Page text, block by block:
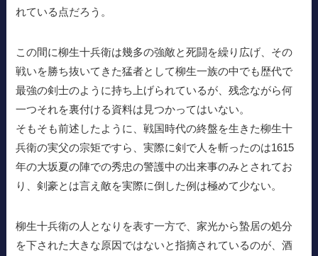
れている点だろう。
この間に柳生十兵衛は幾多の強敵と死闘を繰り広げ、その
戦いを勝ち抜いてきた猛者として柳生一族の中でも歴代で
最強の剣士のように持ち上げられているが、残念ながら何
一つそれを裏付ける資料は見つかってはいない。
そもそも前述したように、戦国時代の終盤を生きた柳生十
兵衛の実父の宗矩ですら、実際に剣で人を斬ったのは1615
年の大坂夏の陣での秀忠の警護中の出来事のみとされてお
り、剣豪とは言え敵を実際に倒した例は極めて少ない。
柳生十兵衛の人となりを表す一方で、家光から蟄居の処分
を下された大きな原因ではないと指摘されているのが、酒